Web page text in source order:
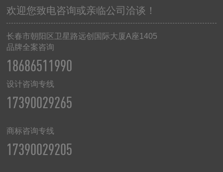
欢迎您致电咨询或亲临公司洽谈！
长春市朝阳区卫星路远创国际大厦A座1405
品牌全案咨询
18686511990
设计咨询专线
17390029265
商标咨询专线
17390029205